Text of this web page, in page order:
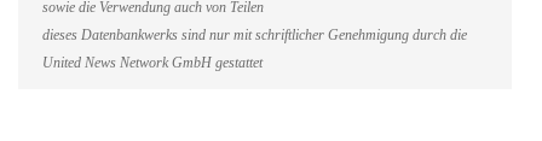
sowie die Verwendung auch von Teilen
dieses Datenbankwerks sind nur mit schriftlicher Genehmigung durch die
United News Network GmbH gestattet